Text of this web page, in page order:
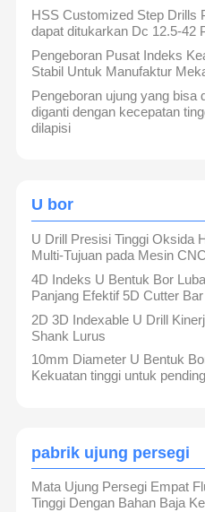
HSS Customized Step Drills
dapat ditukarkan Dc 12.5-42
Pengeboran Pusat Indeks
Stabil Untuk Manufaktur
Pengeboran ujung yang bisa
diganti dengan kecepatan
dilapisi
U bor
U Drill Presisi Tinggi Oksida
Multi-Tujuan pada Mesin
4D Indeks U Bentuk Bor
Panjang Efektif 5D Cutter Bar
2D 3D Indexable U Drill
Shank Lurus
10mm Diameter U Bentuk
Kekuatan tinggi untuk
pabrik ujung persegi
Mata Ujung Persegi Empat
Tinggi Dengan Bahan Baja